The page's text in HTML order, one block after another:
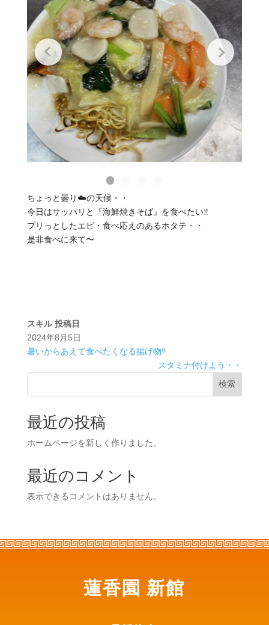
ちょっと曇り☁️の天候・・
今日はサッパリと『海鮮焼きそば』を食べたい‼️
プリっとしたエビ・食べ応えのあるホタテ・・
是非食べに来て〜
スキル 投稿日
2024年8月5日
暑いからあえて食べたくなる揚げ物‼️
スタミナ付けよう・・
検索
最近の投稿
ホームページを新しく作りました。
最近のコメント
表示できるコメントはありません。
蓮香園 新館